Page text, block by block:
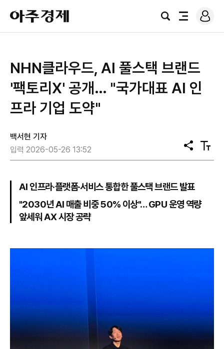
아
주
경
검
전
로
그
NHN클라우드, AI 풀스택 브랜드
'팩토리X' 공개… "국가대표 AI 인
프라 기업 도약"
백서현 기자
입력 2026-05-26 13:52
공
유
텍
스
AI 인프라·플랫폼·서비스 통합한 풀스택 브랜드 발표
"2030년 AI 매출 비중 50% 이상"… GPU 운영 역량
앞세워 AX 시장 공략